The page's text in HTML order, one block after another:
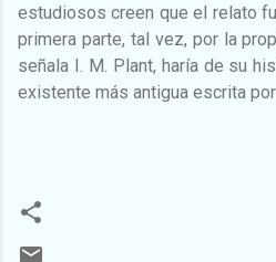
estudiosos creen que el relato
primera parte, tal vez, por la
señala I. M. Plant, haría de su
existente más antigua escrita por